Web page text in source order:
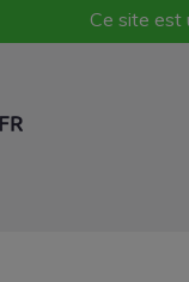
Ce site est